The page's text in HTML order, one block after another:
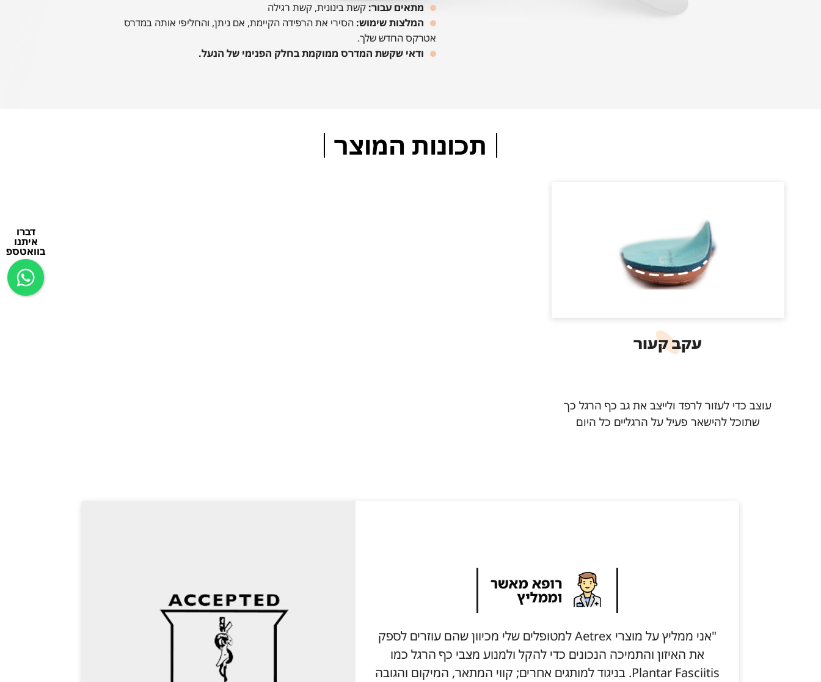
דברו
איתנו
בוואטספ
מתאים עבור: קשת בינונית, קשת רגילה
המלצות שימוש: הסירי את הרפידה הקיימת, אם ניתן, והחליפי אותה במדרס
אטרקס החדש שלך.
ודאי שקשת המדרס ממוקמת בחלק הפנימי של הנעל.
תכונות המוצר
עקב קעור
עוצב כדי לעזור לרפד ולייצב את גב כף הרגל כך
שתוכל להישאר פעיל על הרגליים כל היום
"אני ממליץ על מוצרי Aetrex למטופלים שלי מכיוון שהם עוזרים לספק
את האיזון והתמיכה הנכונים כדי להקל ולמנוע מצבי כף הרגל כמו
Plantar Fasciitis. בניגוד למותגים אחרים; קווי המתאר, המיקום והגובה